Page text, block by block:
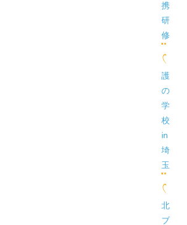
携
研
修
護
の
学
校
in
埼
玉
北
ブ